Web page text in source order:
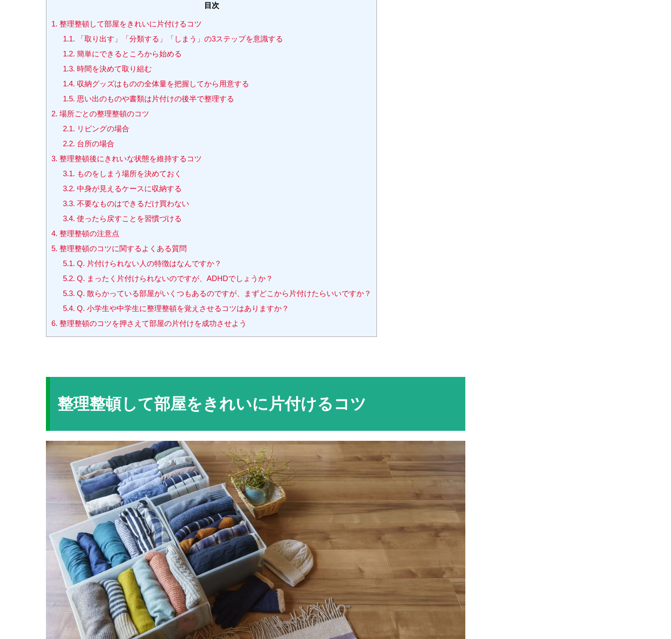
目次
1. 整理整頓して部屋をきれいに片付けるコツ
1.1. 「取り出す」「分類する」「しまう」の3ステップを意識する
1.2. 簡単にできるところから始める
1.3. 時間を決めて取り組む
1.4. 収納グッズはものの全体量を把握してから用意する
1.5. 思い出のものや書類は片付けの後半で整理する
2. 場所ごとの整理整頓のコツ
2.1. リビングの場合
2.2. 台所の場合
3. 整理整頓後にきれいな状態を維持するコツ
3.1. ものをしまう場所を決めておく
3.2. 中身が見えるケースに収納する
3.3. 不要なものはできるだけ買わない
3.4. 使ったら戻すことを習慣づける
4. 整理整頓の注意点
5. 整理整頓のコツに関するよくある質問
5.1. Q. 片付けられない人の特徴はなんですか？
5.2. Q. まったく片付けられないのですが、ADHDでしょうか？
5.3. Q. 散らかっている部屋がいくつもあるのですが、まずどこから片付けたらいいですか？
5.4. Q. 小学生や中学生に整理整頓を覚えさせるコツはありますか？
6. 整理整頓のコツを押さえて部屋の片付けを成功させよう
整理整頓して部屋をきれいに片付けるコツ